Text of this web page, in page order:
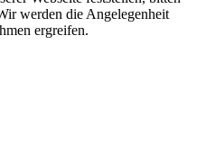
werden die Angelegenheit
ergreifen.